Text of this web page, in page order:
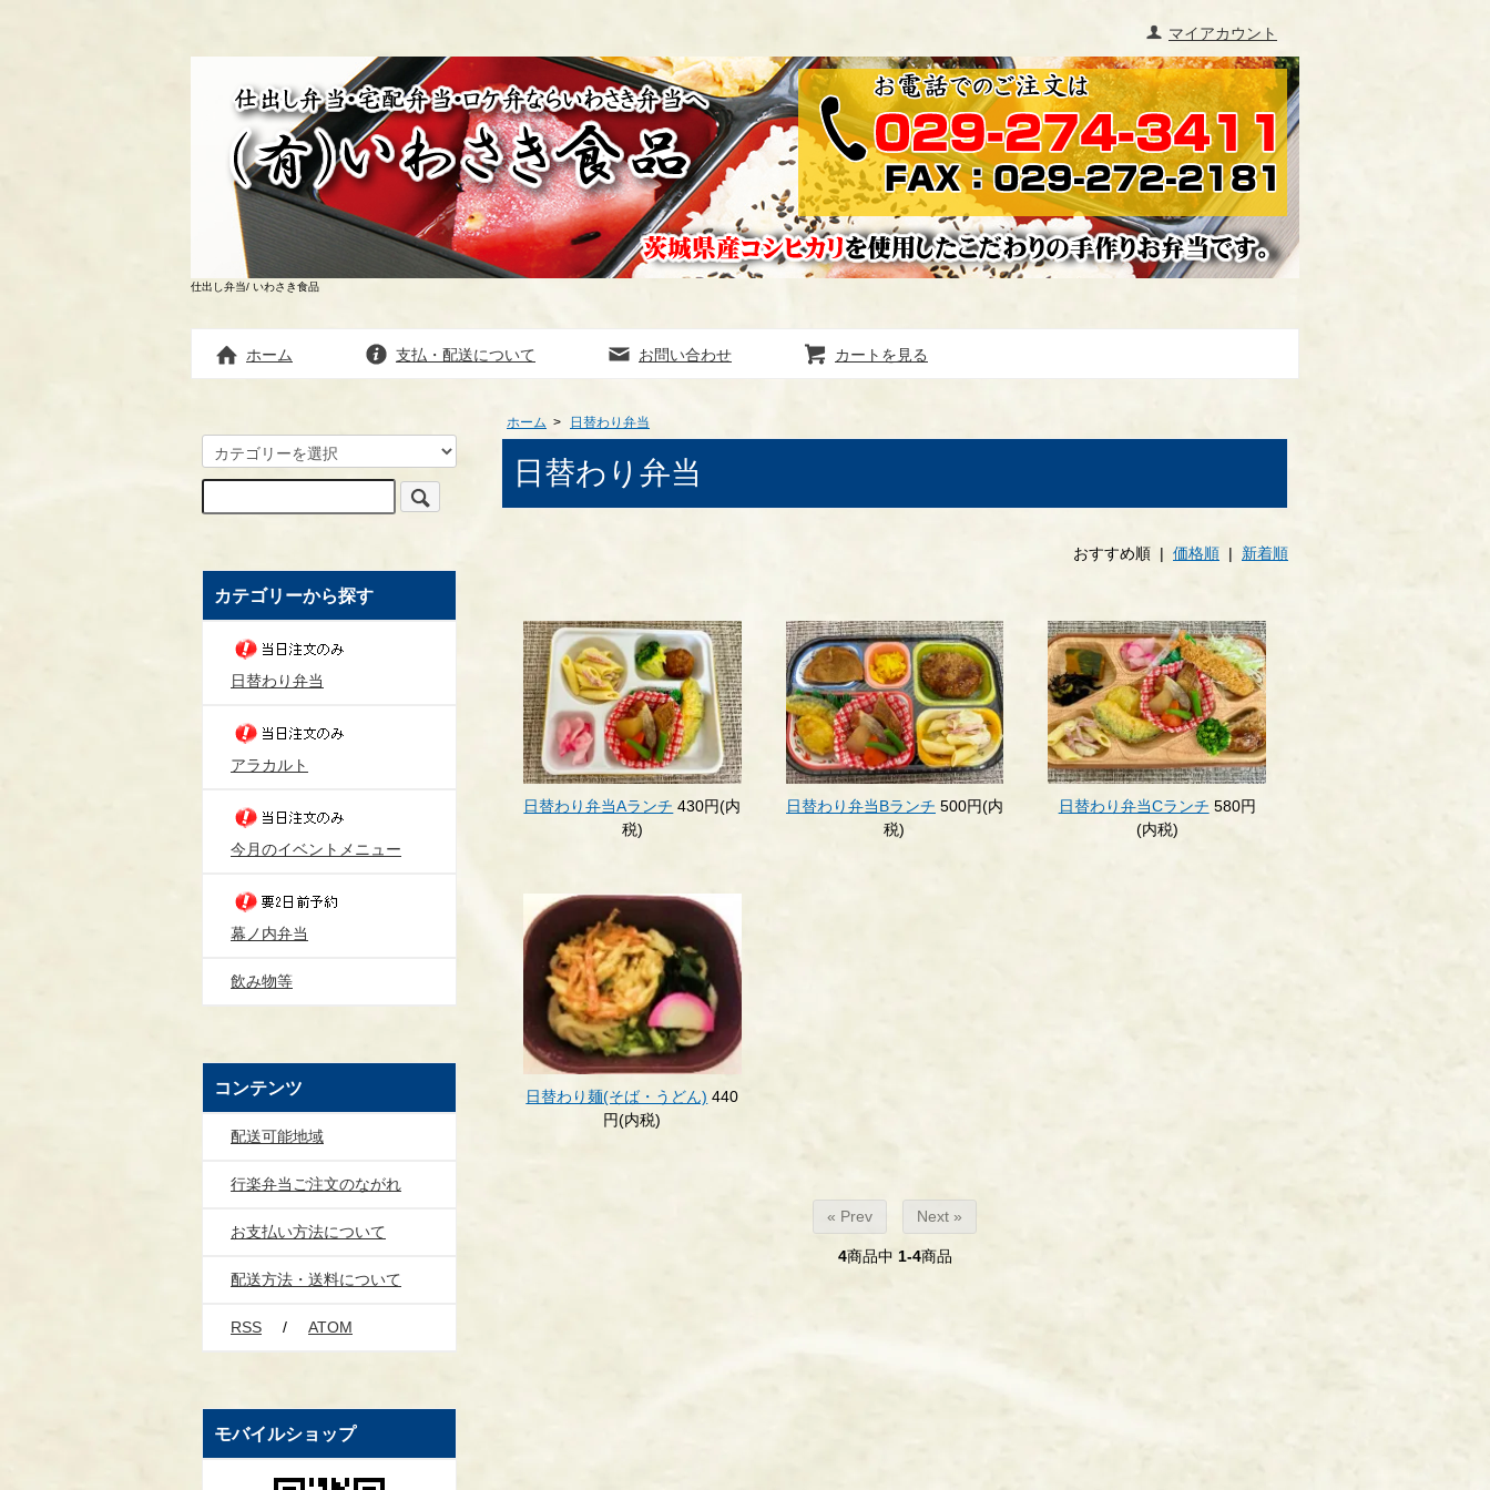
マイアカウント
仕出し弁当/ いわさき食品
ホーム 支払・配送について お問い合わせ カートを見る
ホーム > 日替わり弁当
日替わり弁当
おすすめ順 | 価格順 | 新着順
日替わり弁当Aランチ 430円(内
税)
日替わり弁当Bランチ 500円(内
税)
日替わり弁当Cランチ 580円
(内税)
日替わり麺(そば・うどん) 440
円(内税)
« Prev Next »
4商品中 1-4商品
カテゴリーから探す
日替わり弁当
アラカルト
今月のイベントメニュー
幕ノ内弁当
飲み物等
コンテンツ
配送可能地域
行楽弁当ご注文のながれ
お支払い方法について
配送方法・送料について
RSS / ATOM
モバイルショップ